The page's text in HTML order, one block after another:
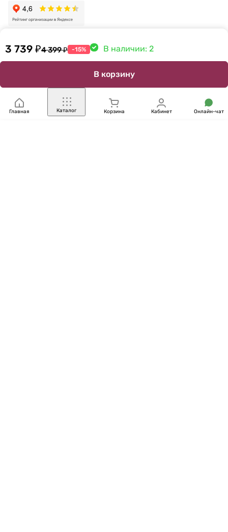
3 739 ₽4 399 ₽ -15% В наличии: 2
В корзину
Главная Каталог Корзина Кабинет Онлайн-чат